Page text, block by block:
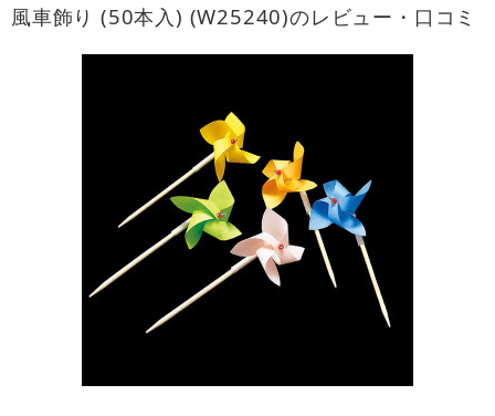
風車飾り (50本入) (W25240)のレビュー・口コミ